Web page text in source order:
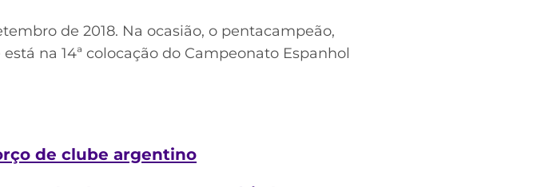
de 2018. Na ocasião, o pentacampeão,
na 14ª colocação do Campeonato Espanhol
de clube argentino